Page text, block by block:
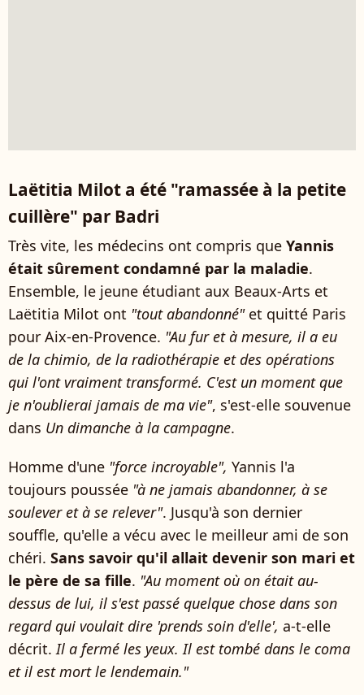
Laëtitia Milot a été "ramassée à la petite
cuillère" par Badri
Très vite, les médecins ont compris que Yannis
était sûrement condamné par la maladie.
Ensemble, le jeune étudiant aux Beaux-Arts et
Laëtitia Milot ont "tout abandonné"et quitté Paris
pour Aix-en-Provence. "Au fur et à mesure, il a eu
de la chimio, de la radiothérapie et des opérations
qui l'ont vraiment transformé. C'est un moment que
je n'oublierai jamais de ma vie", s'est-elle souvenue
dans Un dimanche à la campagne.
Homme d'une "force incroyable", Yannis l'a
toujours poussée "à ne jamais abandonner, à se
soulever et à se relever". Jusqu'à son dernier
souffle, qu'elle a vécu avec le meilleur ami de son
chéri. Sans savoir qu'il allait devenir son mari et
le père de sa fille. "Au moment où on était au-
dessus de lui, il s'est passé quelque chose dans son
regard qui voulait dire 'prends soin d'elle', a-t-elle
décrit.Il a fermé les yeux. Il est tombé dans le coma
et il est mort le lendemain."